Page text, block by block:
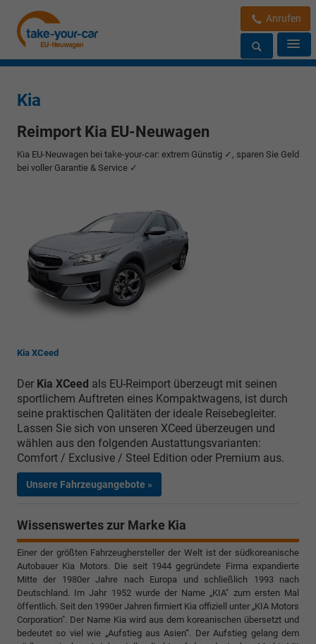
Anrufen
Kia
Reimport Kia EU-Neuwagen
Kia EU-Neuwagen bei take-your-car: extrem Günstig ✓, sparen Sie Geld
bei voller Garantie & Service ✓
Kia XCeed
Der Kia XCeed als EU-Reimport überzeugt mit seinen
sportlichem Auftreten eines Kompaktwagens, ist durch
seine praktischen Qalitäten der ideale Reisebegleiter.
Lassen Sie sich von unseren XCeed überzeugen und
wählen aus den folgenden Austattungsvarianten:
Comfort / Exclusive / Steel Edition oder Premium aus.
Unsere Fahrzeugangebote »
Wissenswertes zur Marke Kia
Einer der größten Fahrzeughersteller der Welt ist der südkoreanische
Autobauer Kia Motors. Die seit 1944 gegründete Firma expandierte
Mitte der 1980er Jahre nach Europa und schließlich 1993 nach
Deutschland. Im Jahr 1952 wurde der Name „KIA" zum ersten Mal
öffentlich. Seit den 1990er Jahren firmiert Kia offiziell unter „KIA Motors
Corporation". Der Name Kia wird aus dem koreanischen übersetzt und
bedeutet so viel wie „Aufstieg aus Asien“. Der Aufstieg gelang dem